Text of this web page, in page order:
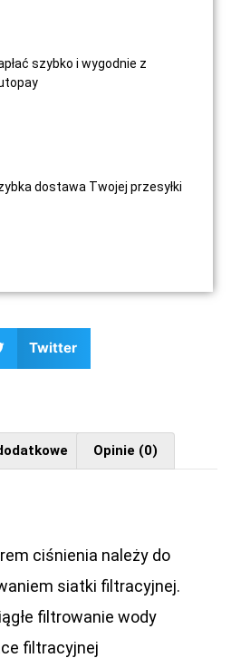
Twitter
szybko i wygodnie z
dostawa Twojej przesyłki
Opinie (0)
ciśnienia należy do
siatki filtracyjnej.
filtrowanie wody
filtracyjnej